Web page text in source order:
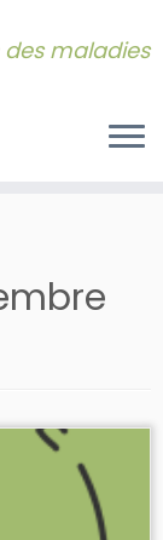
maladies